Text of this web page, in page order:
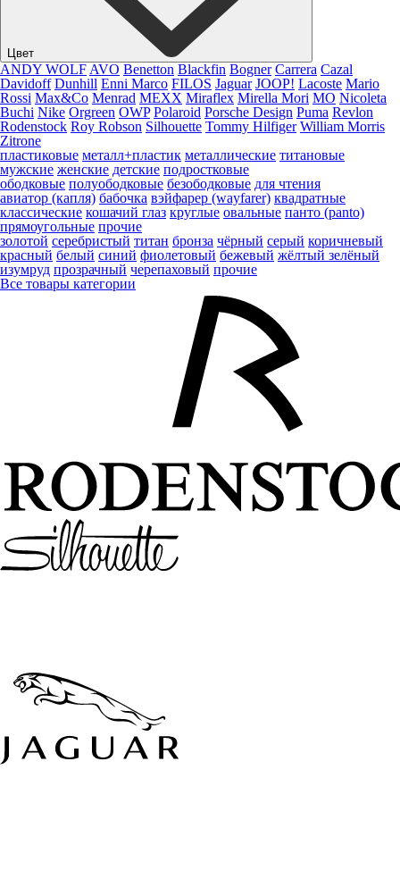
Цвет
ANDY WOLF AVO Benetton Blackfin Bogner Carrera Cazal
Davidoff Dunhill Enni Marco FILOS Jaguar JOOP! Lacoste Mario
Rossi Max&Co Menrad MEXX Miraflex Mirella Mori MO Nicoleta
Buchi Nike Orgreen OWP Polaroid Porsche Design Puma Revlon
Rodenstock Roy Robson Silhouette Tommy Hilfiger William Morris
Zitrone
пластиковые металл+пластик металлические титановые
мужские женские детские подростковые
ободковые полуободковые безободковые для чтения
авиатор (капля) бабочка вэйфарер (wayfarer) квадратные
классические кошачий глаз круглые овальные панто (panto)
прямоугольные прочие
золотой серебристый титан бронза чёрный серый коричневый
красный белый синий фиолетовый бежевый жёлтый зелёный
изумруд прозрачный черепаховый прочие
Все товары категории